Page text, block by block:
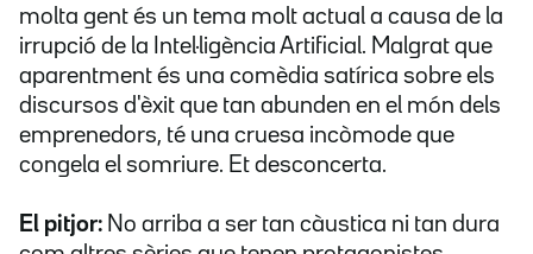
molta gent és un tema molt actual a causa de la
irrupció de la Intel·ligència Artificial. Malgrat que
aparentment és una comèdia satírica sobre els
discursos d'èxit que tan abunden en el món dels
emprenedors, té una cruesa incòmode que
congela el somriure. Et desconcerta.
El pitjor: No arriba a ser tan càustica ni tan dura